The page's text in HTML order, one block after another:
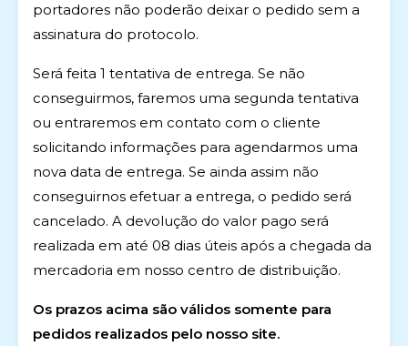
portadores não poderão deixar o pedido sem a
assinatura do protocolo.
Será feita 1 tentativa de entrega. Se não
conseguirmos, faremos uma segunda tentativa
ou entraremos em contato com o cliente
solicitando informações para agendarmos uma
nova data de entrega. Se ainda assim não
conseguirnos efetuar a entrega, o pedido será
cancelado. A devolução do valor pago será
realizada em até 08 dias úteis após a chegada da
mercadoria em nosso centro de distribuição.
Os prazos acima são válidos somente para
pedidos realizados pelo nosso site.